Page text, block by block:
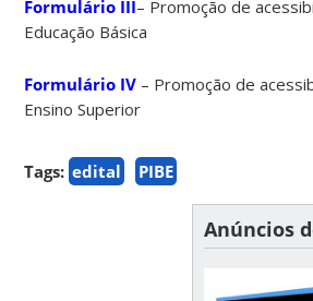
Formulário III– Promoção de
Educação Básica
Formulário IV – Promoção de
Ensino Superior
Tags: edital PIBE
Anúncios